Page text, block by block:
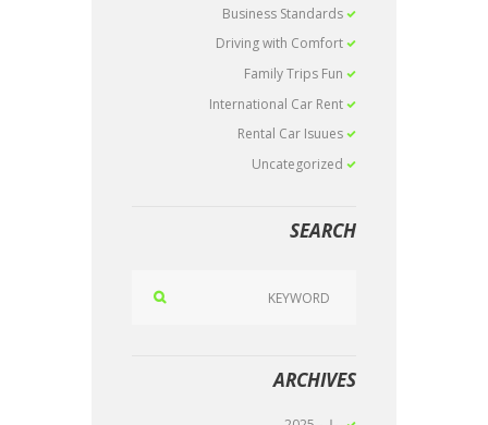
Business Standards
Driving with Comfort
Family Trips Fun
International Car Rent
Rental Car Isuues
Uncategorized
SEARCH
ARCHIVES